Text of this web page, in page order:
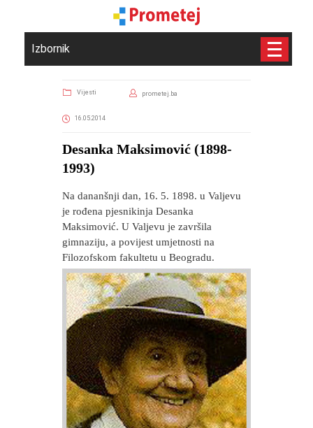
Izbornik
Vijesti prometej.ba
16.05.2014
Desanka Maksimović (1898-
1993)
Na dananšnji dan, 16. 5. 1898. u Valjevu
je rođena pjesnikinja Desanka
Maksimović. U Valjevu je završila
gimnaziju, a povijest umjetnosti na
Filozofskom fakultetu u Beogradu.